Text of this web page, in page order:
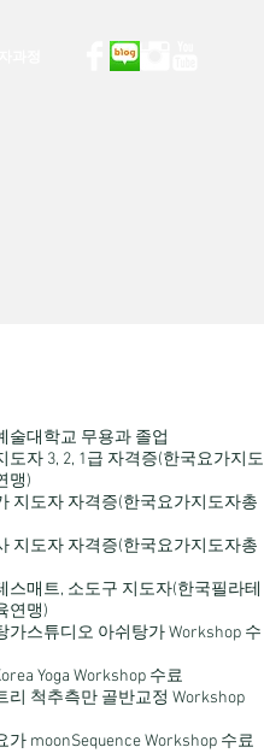
술대학교 무용과 졸업
도자 3, 2, 1급 자격증(한국요가지도
맹)
지도자 자격증(한국요가지도자총
지도자 자격증(한국요가지도자총
스매트, 소도구 지도자(한국필라테
연맹)
가스튜디오 아쉬탕가 Workshop 수
Yoga Workshop 수료
리 척추측만 골반교정 Workshop
가 moonSequence Workshop 수료